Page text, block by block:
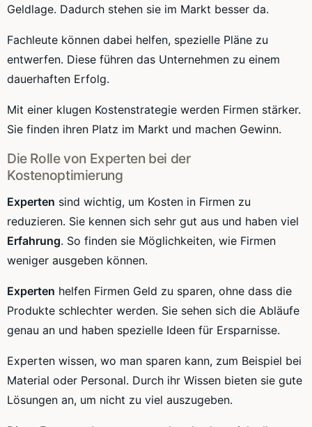
Geldlage. Dadurch stehen sie im Markt besser da.
Fachleute können dabei helfen, spezielle Pläne zu
entwerfen. Diese führen das Unternehmen zu einem
dauerhaften Erfolg.
Mit einer klugen Kostenstrategie werden Firmen stärker.
Sie finden ihren Platz im Markt und machen Gewinn.
Die Rolle von Experten bei der
Kostenoptimierung
Experten sind wichtig, um Kosten in Firmen zu
reduzieren. Sie kennen sich sehr gut aus und haben viel
Erfahrung. So finden sie Möglichkeiten, wie Firmen
weniger ausgeben können.
Experten helfen Firmen Geld zu sparen, ohne dass die
Produkte schlechter werden. Sie sehen sich die Abläufe
genau an und haben spezielle Ideen für Ersparnisse.
Experten wissen, wo man sparen kann, zum Beispiel bei
Material oder Personal. Durch ihr Wissen bieten sie gute
Lösungen an, um nicht zu viel auszugeben.